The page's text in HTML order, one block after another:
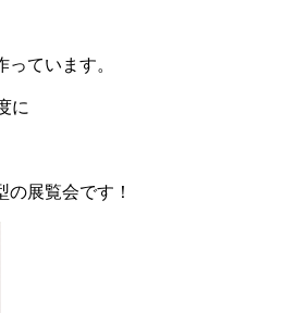
ています。
に
展覧会です！